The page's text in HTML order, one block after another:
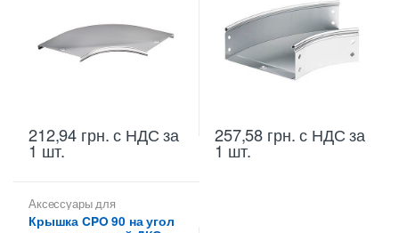
212,94 грн.с НДС за
1 шт.
257,58 грн.с НДС за
1 шт.
Аксессуары для
металлических лотков
Крышки на повороты,
Крышка CPO 90 на угол